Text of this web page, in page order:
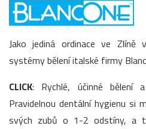
Jako jediná ordinace ve Zlíně
systémy bělení italské firmy
CLICK: Rychlé, účinné
Pravidelnou dentální hygienu si
svých zubů o 1-2 odstíny, a